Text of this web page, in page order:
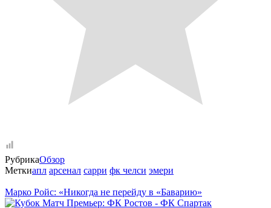
РубрикаОбзор
Меткиапл арсенал сарри фк челси эмери
Марко Ройс: «Никогда не перейду в «Баварию»